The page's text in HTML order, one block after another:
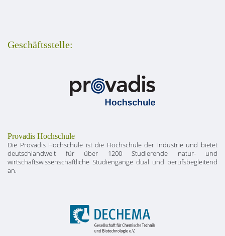
Geschäftsstelle:
Provadis Hochschule
Die Provadis Hochschule ist die Hochschule der Industrie und bietet
deutschlandweit für über 1200 Studierende natur- und
wirtschaftswissenschaftliche Studiengänge dual und berufsbegleitend
an.